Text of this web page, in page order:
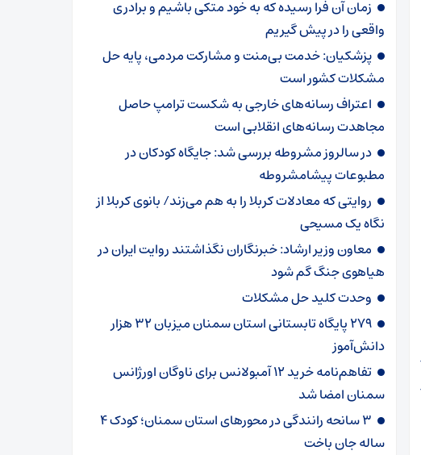
زمان آن فرا رسیده که به خود متکی باشیم و برادری
واقعی را در پیش گیریم
پزشکیان: خدمت بی‌منت و مشارکت مردمی، پایه حل
مشکلات کشور است
اعتراف رسانه‌های خارجی به شکست ترامپ حاصل
مجاهدت رسانه‌های انقلابی است
در سالروز مشروطه بررسی شد: جایگاه کودکان در
مطبوعات پیشامشروطه
روایتی که معادلات کربلا را به هم می‌زند/ بانوی کربلا از
نگاه یک مسیحی
معاون وزیر ارشاد: خبرنگاران نگذاشتند روایت ایران در
هیاهوی جنگ گم شود
وحدت کلید حل مشکلات
۲۷۹ پایگاه تابستانی استان سمنان میزبان ۳۲ هزار
دانش‌آموز
تفاهم‌نامه خرید ۱۲ آمبولانس برای ناوگان اورژانس
سمنان امضا شد
۳ سانحه رانندگی در محورهای استان سمنان؛ کودک ۴
ساله جان باخت